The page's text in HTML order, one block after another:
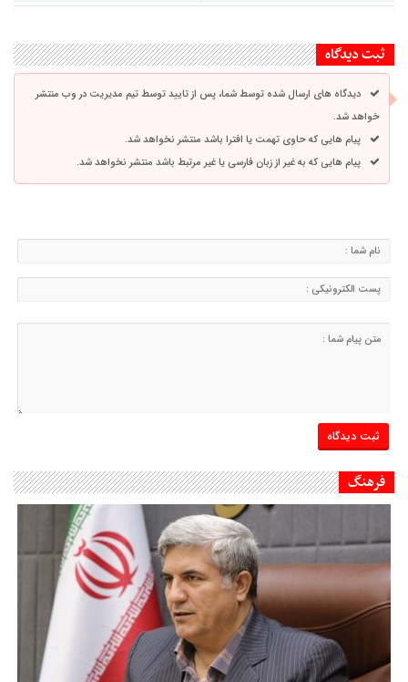
ثبت دیدگاه
دیدگاه های ارسال شده توسط شما، پس از تایید توسط تیم مدیریت در وب منتشر
خواهد شد.
پیام هایی که حاوی تهمت یا افترا باشد منتشر نخواهد شد.
پیام هایی که به غیر از زبان فارسی یا غیر مرتبط باشد منتشر نخواهد شد.
فرهنگ